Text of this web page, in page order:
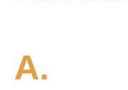
A.